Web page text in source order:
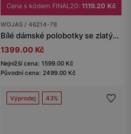
Cena s kódem FINAL20: 1119.20 Kč
WOJAS / 46214-78
Bílé dámské polobotky se zlatými detaily a béžovou podrážkou
1399.00 Kč
Nejnižší cena: 1599.00 Kč
Původní cena: 2499.00 Kč
Výprodej 43%